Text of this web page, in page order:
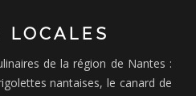
LOCALES
de la région de Nantes :
nantaises, le canard de